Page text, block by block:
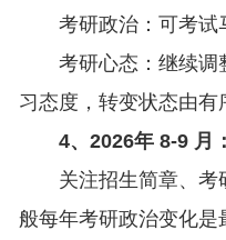
考研政治：可考试
考研心态：继续调
习态度，转变状态由
4、2026年 8-9 月
关注招生简章、考
般每年考研政治变化是